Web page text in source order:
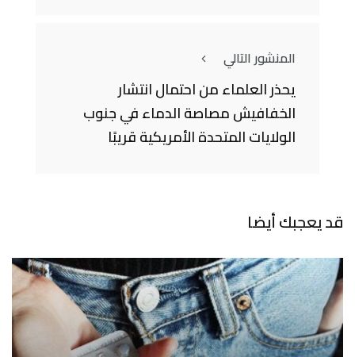
المنشور التالي
يحذر العلماء من احتمال انتشار
الخفافيش مصاصة الدماء في جنوب
الولايات المتحدة الأمريكية قريبًا
قد يعجبك أيضا